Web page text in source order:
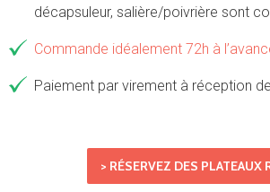
décapsuleur, salière/poivrière sont
Commande idéalement 72h à
Paiement par virement à réception
> RÉSERVEZ DES PLATEAUX